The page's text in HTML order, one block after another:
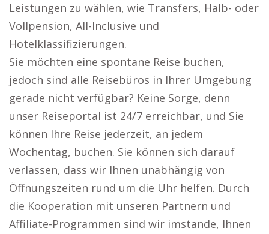
Leistungen zu wählen, wie Transfers, Halb- oder
Vollpension, All-Inclusive und
Hotelklassifizierungen.
Sie möchten eine spontane Reise buchen,
jedoch sind alle Reisebüros in Ihrer Umgebung
gerade nicht verfügbar? Keine Sorge, denn
unser Reiseportal ist 24/7 erreichbar, und Sie
können Ihre Reise jederzeit, an jedem
Wochentag, buchen. Sie können sich darauf
verlassen, dass wir Ihnen unabhängig von
Öffnungszeiten rund um die Uhr helfen. Durch
die Kooperation mit unseren Partnern und
Affiliate-Programmen sind wir imstande, Ihnen